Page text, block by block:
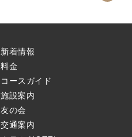
新着情報
料金
コースガイド
施設案内
友の会
交通案内